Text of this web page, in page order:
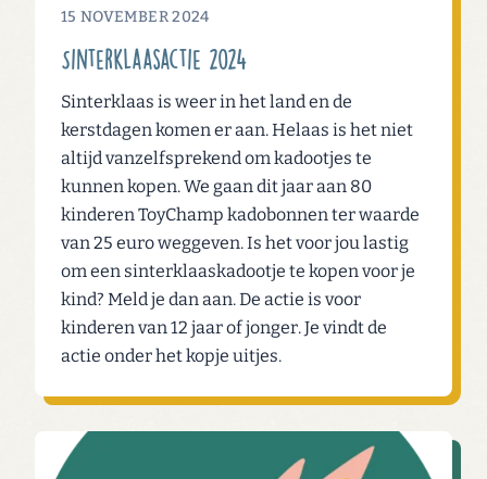
15 NOVEMBER 2024
Sinterklaasactie 2024
Sinterklaas is weer in het land en de
kerstdagen komen er aan. Helaas is het niet
altijd vanzelfsprekend om kadootjes te
kunnen kopen. We gaan dit jaar aan 80
kinderen ToyChamp kadobonnen ter waarde
van 25 euro weggeven. Is het voor jou lastig
om een sinterklaaskadootje te kopen voor je
kind? Meld je dan aan. De actie is voor
kinderen van 12 jaar of jonger. Je vindt de
actie onder het kopje uitjes.